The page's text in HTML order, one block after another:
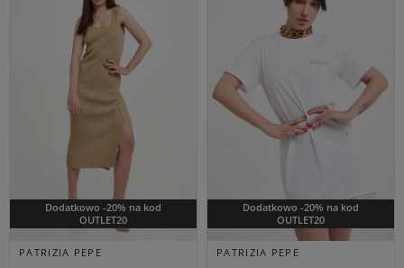
Dodatkowo -20% na kod
OUTLET20
PATRIZIA PEPE
Dodatkowo -20% na kod
OUTLET20
PATRIZIA PEPE